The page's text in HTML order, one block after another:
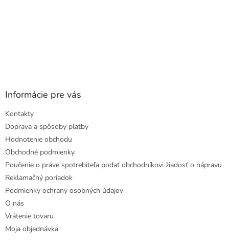
Informácie pre vás
Kontakty
Doprava a spôsoby platby
Hodnotenie obchodu
Obchodné podmienky
Poučenie o práve spotrebiteľa podať obchodníkovi žiadosť o nápravu
Reklamačný poriadok
Podmienky ochrany osobných údajov
O nás
Vrátenie tovaru
Moja objednávka